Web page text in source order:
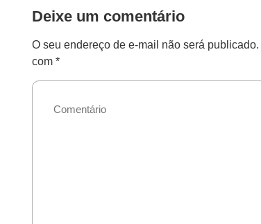
Deixe um comentário
O seu endereço de e-mail não será publicado.
com*